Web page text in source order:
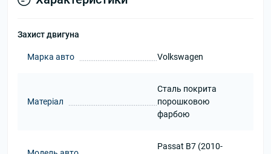
Захист двигуна
Марка авто Volkswagen
Матеріал
Сталь покрита
порошковою
фарбою
Passat B7 (2010-